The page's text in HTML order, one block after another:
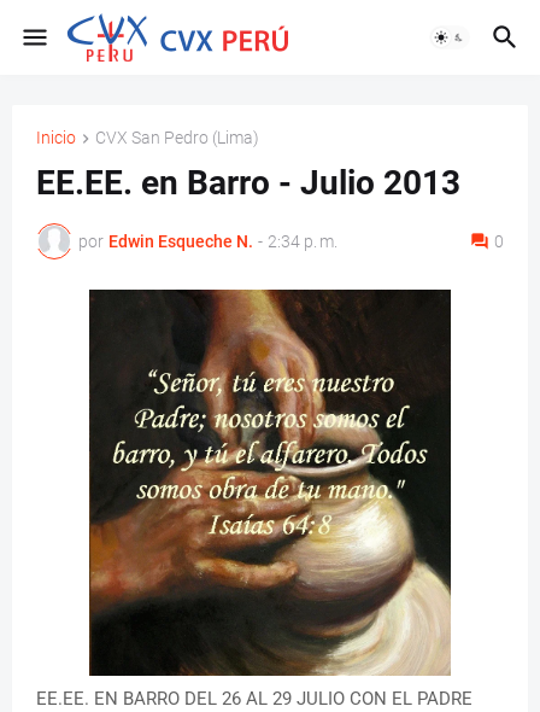
Inicio CVX San Pedro (Lima)
EE.EE. en Barro - Julio 2013
por Edwin Esqueche N. - 2:34 p. m. 0
EE.EE. EN BARRO DEL 26 AL 29 JULIO CON EL PADRE